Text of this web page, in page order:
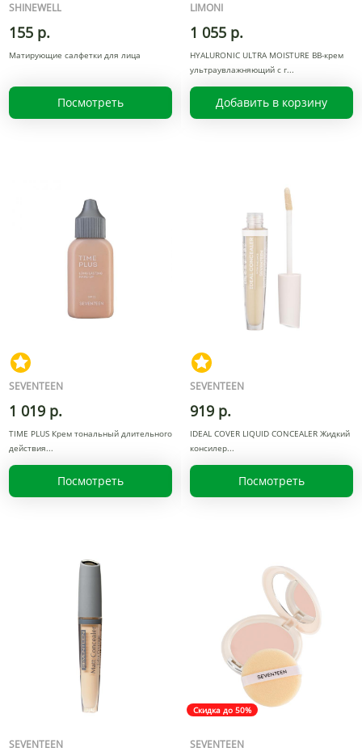
SHINEWELL
155 р.
Матирующие салфетки для лица
Посмотреть
LIMONI
1 055 р.
HYALURONIC ULTRA MOISTURE BB-крем
ультраувлажняющий с г
Добавить в корзину
SEVENTEEN
1 019 р.
TIME PLUS Крем тональный длительного
действия
Посмотреть
SEVENTEEN
919 р.
IDEAL COVER LIQUID CONCEALER Жидкий
консилер
Посмотреть
SEVENTEEN
Скидка до 50%
SEVENTEEN